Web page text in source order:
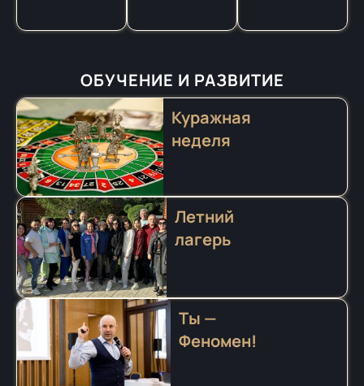
ОБУЧЕНИЕ И РАЗВИТИЕ
Куражная
неделя
Летний
лагерь
Ты —
Феномен!